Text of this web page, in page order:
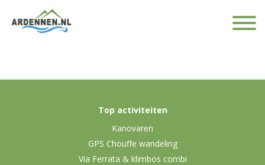
Top activiteiten
Kanovaren
GPS Chouffe wandeling
Via Ferrata & klimbos combi